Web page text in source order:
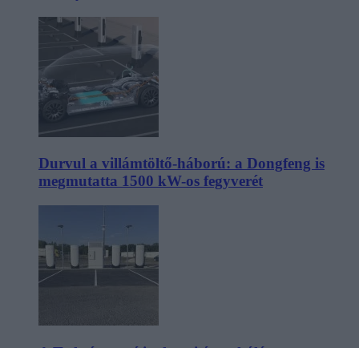
Durvul a villámtöltő-háború: a Dongfeng is
megmutatta 1500 kW-os fegyverét